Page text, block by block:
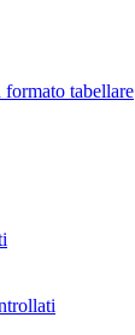
tabellare